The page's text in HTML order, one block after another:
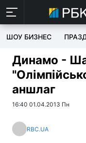
ШОУ БИЗНЕС
Динамо -
аншлаг
16:40 01.04.2013 Пн
RBC.UA